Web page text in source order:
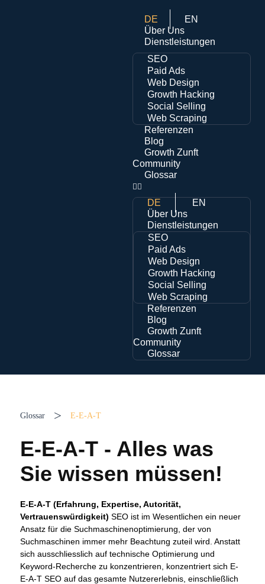
DE
EN
Über Uns
Dienstleistungen
SEO
Paid Ads
Web Design
Growth Hacking
Social Selling
Web Scraping
Referenzen
Blog
Growth Zunft
Community
Glossar
DE
EN
Über Uns
Dienstleistungen
SEO
Paid Ads
Web Design
Growth Hacking
Social Selling
Web Scraping
Referenzen
Blog
Growth Zunft
Community
Glossar
Glossar > E-E-A-T
E-E-A-T - Alles was
Sie wissen müssen!
E-E-A-T (Erfahrung, Expertise, Autorität,
Vertrauenswürdigkeit) SEO ist im Wesentlichen ein neuer
Ansatz für die Suchmaschinenoptimierung, der von
Suchmaschinen immer mehr Beachtung zuteil wird. Anstatt
sich ausschliesslich auf technische Optimierung und
Keyword-Recherche zu konzentrieren, konzentriert sich E-
E-A-T SEO auf das gesamte Nutzererlebnis, einschließlich